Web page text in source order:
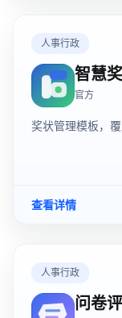
人事行政
智慧
官方
奖状管理模板，
查看详情
人事行政
问卷